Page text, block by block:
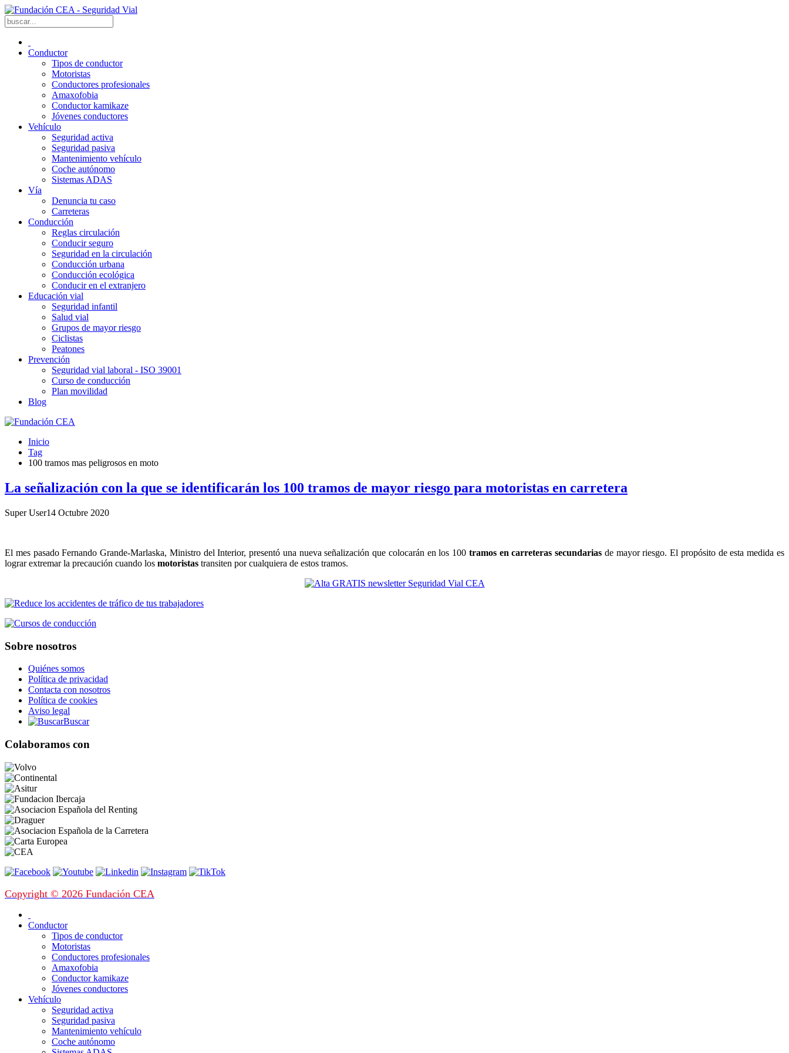
Conductor
Tipos de conductor
Motoristas
Conductores profesionales
Amaxofobia
Conductor kamikaze
Jóvenes conductores
Vehículo
Seguridad activa
Seguridad pasiva
Mantenimiento vehículo
Coche autónomo
Sistemas ADAS
Vía
Denuncia tu caso
Carreteras
Conducción
Reglas circulación
Conducir seguro
Seguridad en la circulación
Conducción urbana
Conducción ecológica
Conducir en el extranjero
Educación vial
Seguridad infantil
Salud vial
Grupos de mayor riesgo
Ciclistas
Peatones
Prevención
Seguridad vial laboral - ISO 39001
Curso de conducción
Plan movilidad
Blog
Inicio
Tag
100 tramos mas peligrosos en moto
La señalización con la que se identificarán los 100 tramos de mayor riesgo para motoristas en carretera
Super User14 Octubre 2020
El mes pasado Fernando Grande-Marlaska, Ministro del Interior, presentó una nueva señalización que colocarán en los 100 tramos en carreteras secundarias de mayor riesgo. El propósito de esta medida es
lograr extremar la precaución cuando los motoristas transiten por cualquiera de estos tramos.
Sobre nosotros
Quiénes somos
Política de privacidad
Contacta con nosotros
Política de cookies
Aviso legal
Buscar
Colaboramos con
Copyright © 2026 Fundación CEA
Conductor
Tipos de conductor
Motoristas
Conductores profesionales
Amaxofobia
Conductor kamikaze
Jóvenes conductores
Vehículo
Seguridad activa
Seguridad pasiva
Mantenimiento vehículo
Coche autónomo